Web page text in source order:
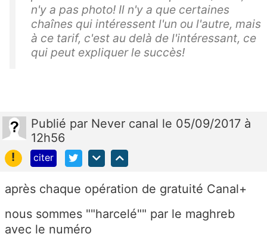
n'y a pas photo! Il n'y a que certaines
chaînes qui intéressent l'un ou l'autre, mais
à ce tarif, c'est au delà de l'intéressant, ce
qui peut expliquer le succès!
Publié par Never canal le 05/09/2017 à
12h56
!
citer
après chaque opération de gratuité Canal+
nous sommes ""harcelé"" par le maghreb
avec le numéro